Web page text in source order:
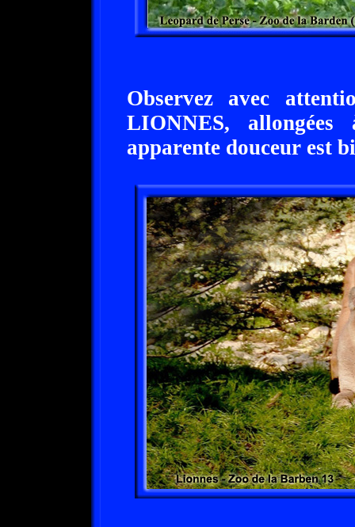
Observez avec
LIONNES,
apparente douceur est